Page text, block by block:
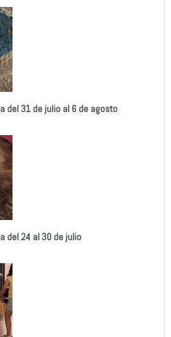
del 31 de julio al 6 de agosto
del 24 al 30 de julio